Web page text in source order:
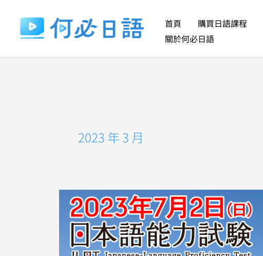
要
首頁 購買日語課程
關於何必日語
2023 年 3 月